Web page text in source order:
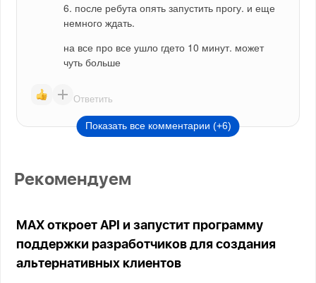
6. после ребута опять запустить прогу. и еще
немного ждать.
на все про все ушло гдето 10 минут. может
чуть больше
Ответить
Показать все комментарии (+6)
Рекомендуем
MAX откроет API и запустит программу
поддержки разработчиков для создания
альтернативных клиентов